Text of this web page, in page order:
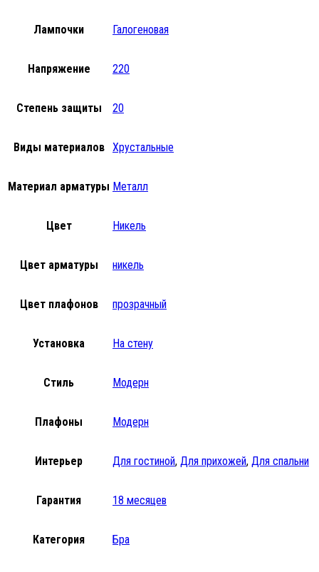
Лампочки Галогеновая
Напряжение 220
Степень защиты 20
Виды материалов Хрустальные
Материал арматуры Металл
Цвет Никель
Цвет арматуры никель
Цвет плафонов прозрачный
Установка На стену
Стиль Модерн
Плафоны Модерн
Интерьер Для гостиной, Для прихожей, Для спальни
Гарантия 18 месяцев
Категория Бра